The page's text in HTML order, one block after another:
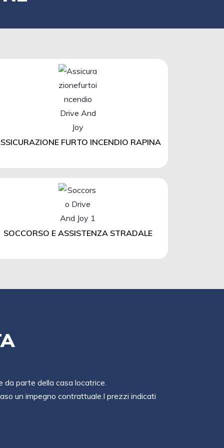
FURTO INCENDIO RAPINA
SOCCORSO E ASSISTENZA STRADALE
da parte della casa locatrice.
un impegno contrattuale.I prezzi indicati